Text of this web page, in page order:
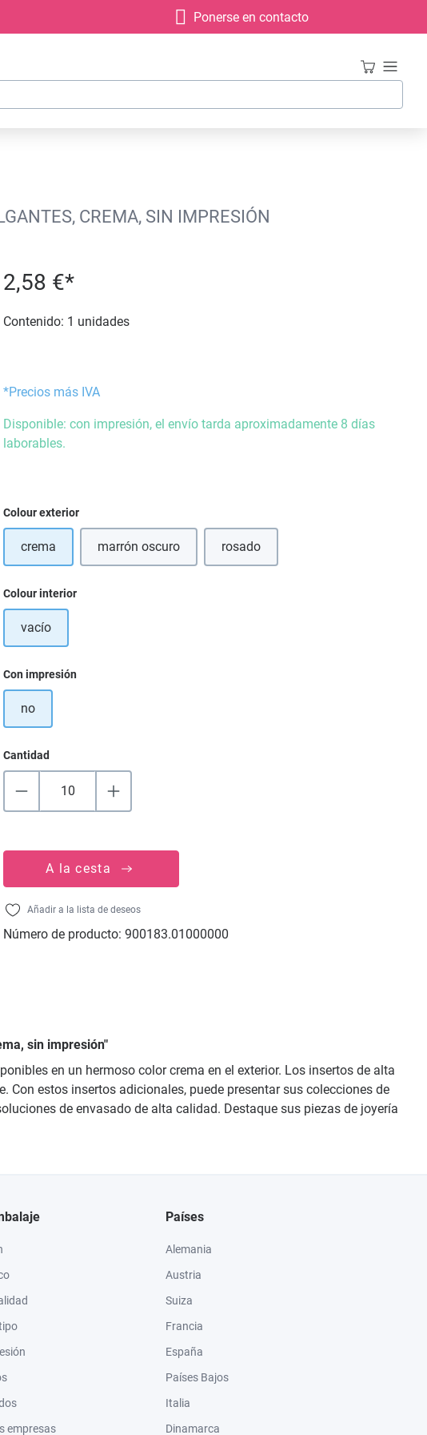
Ponerse en contacto
CREMA, SIN IMPRESIÓN
2,58 €*
Contenido: 1 unidades
*Precios más IVA
Disponible: con impresión, el envío tarda aproximadamente 8 días
laborables.
Seleccione
Colour exterior
crema marrón oscuro rosado
Seleccione
Colour interior
vacío
Seleccione
Con impresión
no
Cantidad
A la cesta
Añadir a la lista de deseos
Número de producto: 900183.01000000
sin impresión"
en un hermoso color crema en el exterior. Los insertos de alta
estos insertos adicionales, puede presentar sus colecciones de
de envasado de alta calidad. Destaque sus piezas de joyería
empresas
Países
Alemania
Austria
Suiza
Francia
España
Países Bajos
Italia
Dinamarca